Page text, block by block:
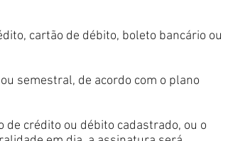
cartão de débito, boleto bancário ou
semestral, de acordo com o plano
de crédito ou débito cadastrado, ou o